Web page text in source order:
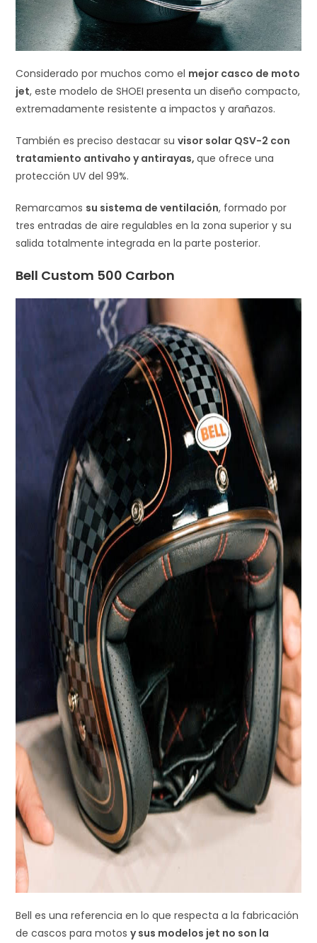
Considerado por muchos como el mejor casco de moto
jet, este modelo de SHOEI presenta un diseño compacto,
extremadamente resistente a impactos y arañazos.
También es preciso destacar suvisor solar QSV-2 con
tratamiento antivaho y antirayas,que ofrece una
protección UV del 99%.
Remarcamos su sistema de ventilación, formado por
tres entradas de aire regulables en la zona superior y su
salida totalmente integrada en la parte posterior.
Bell Custom 500 Carbon
Bell es una referencia en lo que respecta a la fabricación
de cascos para motosy sus modelos jet no son la